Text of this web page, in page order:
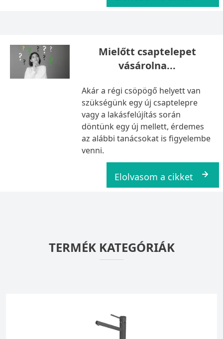
Mielőtt csaptelepet
vásárolna...
Akár a régi csöpögő helyett van
szükségünk egy új csaptelepre
vagy a lakásfelújítás során
döntünk egy új mellett, érdemes
az alábbi tanácsokat is figyelembe
venni.
Elolvasom a cikket
TERMÉK KATEGÓRIÁK